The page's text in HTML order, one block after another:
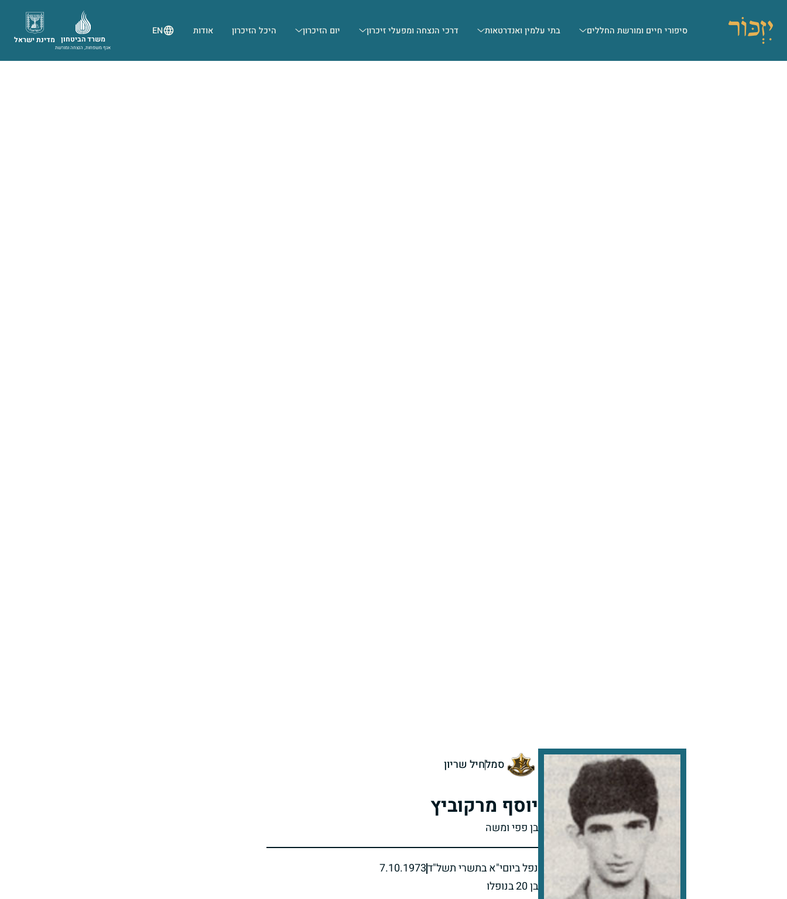
סיפורי חיים ומורשת החללים בתי עלמין ואנדרטאות דרכי הנצחה ומפעלי זיכרון יום הזיכרון היכל הזיכרון אודות EN
מדינת ישראל משרד הביטחון
אגף משפחות, הנצחה ומורשת
סמלחיל שריון
יוסף מרקוביץ
בן פפי ומשה
נפל ביוםי"א בתשרי תשל"ד7.10.1973
בן 20 בנופלו